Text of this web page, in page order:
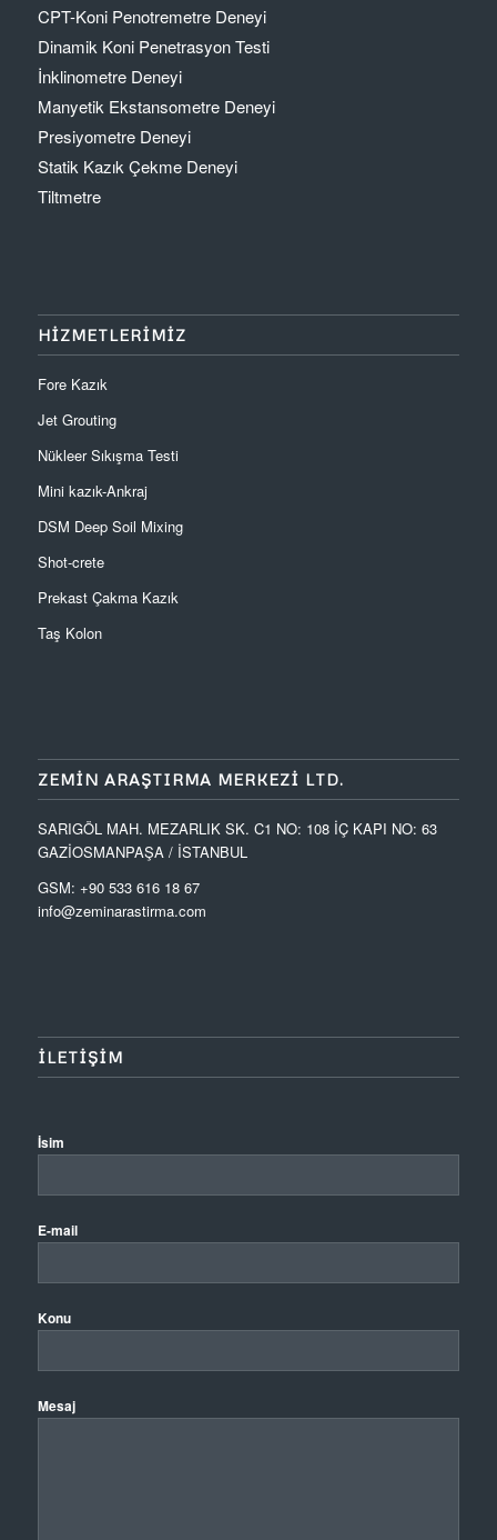
CPT-Koni Penotremetre Deneyi
Dinamik Koni Penetrasyon Testi
İnklinometre Deneyi
Manyetik Ekstansometre Deneyi
Presiyometre Deneyi
Statik Kazık Çekme Deneyi
Tiltmetre
HİZMETLERİMİZ
Fore Kazık
Jet Grouting
Nükleer Sıkışma Testi
Mini kazık-Ankraj
DSM Deep Soil Mixing
Shot-crete
Prekast Çakma Kazık
Taş Kolon
ZEMIN ARAŞTIRMA MERKEZI LTD.
SARIGÖL MAH. MEZARLIK SK. C1 NO: 108 İÇ KAPI NO: 63
GAZİOSMANPAŞA / İSTANBUL
GSM: +90 533 616 18 67
info@zeminarastirma.com
ILETIŞIM
İsim
E-mail
Konu
Mesaj